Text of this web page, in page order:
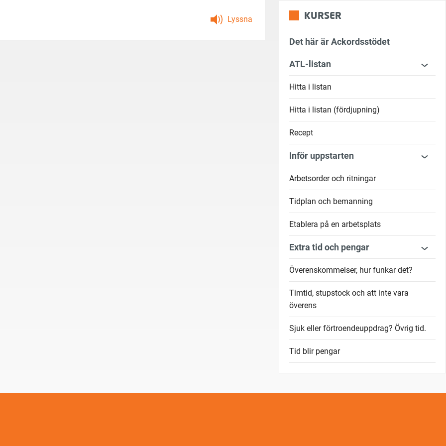
Lyssna KURSER
Det här är Ackordsstödet
ATL-listan
Hitta i listan
Hitta i listan (fördjupning)
Recept
Inför uppstarten
Arbetsorder och ritningar
Tidplan och bemanning
Etablera på en arbetsplats
Extra tid och pengar
Överenskommelser, hur funkar det?
Timtid, stupstock och att inte vara
överens
Sjuk eller förtroendeuppdrag? Övrig tid.
Tid blir pengar